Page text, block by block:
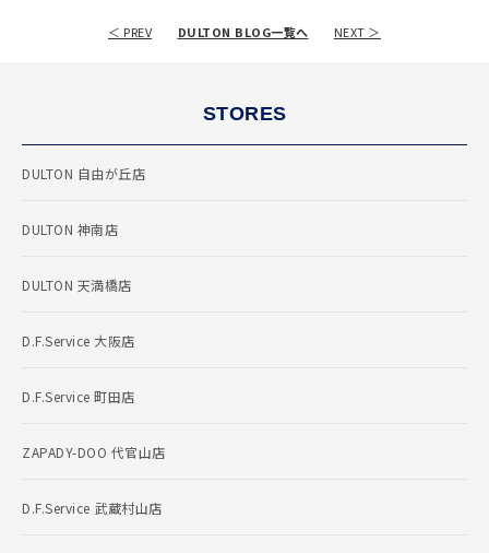
＜ PREV DULTON BLOG一覧へ NEXT ＞
STORES
DULTON 自由が丘店
DULTON 神南店
DULTON 天満橋店
D.F.Service 大阪店
D.F.Service 町田店
ZAPADY-DOO 代官山店
D.F.Service 武蔵村山店